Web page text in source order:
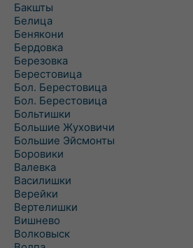
Бакшты
Белица
Бенякони
Бердовка
Березовка
Берестовица
Бол. Берестовица
Бол. Берестовица
Больтишки
Большие Жуховичи
Большие Эйсмонты
Боровики
Валевка
Василишки
Верейки
Вертелишки
Вишнево
Волковыск